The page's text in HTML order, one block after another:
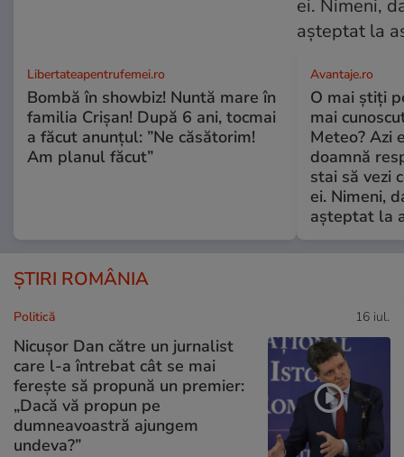
Libertateapentrufemei.ro
Bombă în showbiz! Nuntă mare în
familia Crișan! După 6 ani, tocmai
a făcut anunțul: ”Ne căsătorim!
Am planul făcut”
Avantaje.ro
O mai știți
mai
Meteo? Azi
doamnă
stai să vezi
ei. Nimeni,
așteptat la
ȘTIRI ROMÂNIA
Politică 16 iul.
Nicușor Dan către un jurnalist
care l-a întrebat cât se mai
ferește să propună un premier:
„Dacă vă propun pe
dumneavoastră ajungem
undeva?”